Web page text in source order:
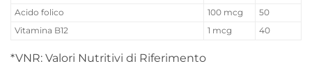
Acido folico
100 mcg
50
Vitamina B12
1 mcg 40
*VNR: Valori Nutritivi di Riferimento